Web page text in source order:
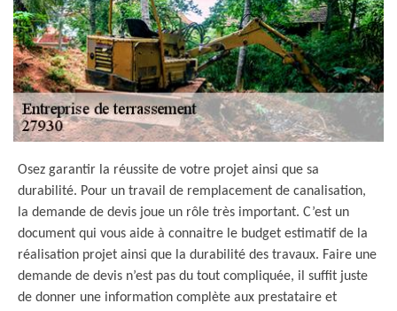
Osez garantir la réussite de votre projet ainsi que sa
durabilité. Pour un travail de remplacement de canalisation,
la demande de devis joue un rôle très important. C’est un
document qui vous aide à connaitre le budget estimatif de la
réalisation projet ainsi que la durabilité des travaux. Faire une
demande de devis n’est pas du tout compliquée, il suffit juste
de donner une information complète aux prestataire et